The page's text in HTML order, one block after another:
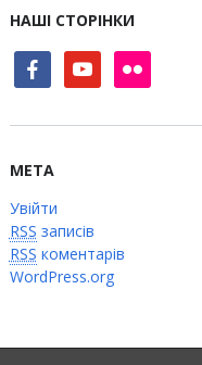
НАШІ СТОРІНКИ
facebookyoutube flickr
МЕТА
Увійти
RSS записів
RSS коментарів
WordPress.org